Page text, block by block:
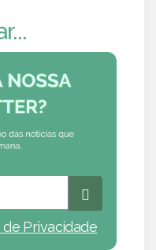
Privacidade